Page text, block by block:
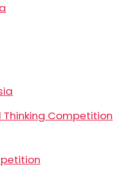
Competition